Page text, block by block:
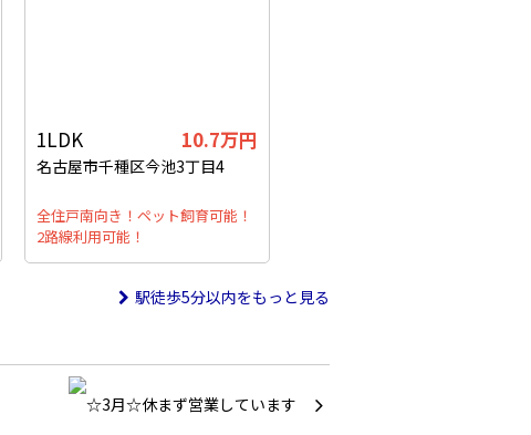
1LDK 10.7万円
名古屋市千種区今池3丁目4
全住戸南向き！ペット飼育可能！
2路線利用可能！
駅徒歩5分以内をもっと見る